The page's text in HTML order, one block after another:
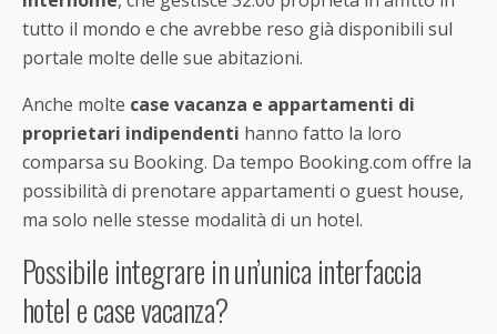
tutto il mondo e che avrebbe reso già disponibili sul
portale molte delle sue abitazioni.
Anche molte case vacanza e appartamenti di
proprietari indipendenti hanno fatto la loro
comparsa su Booking. Da tempo Booking.com offre la
possibilità di prenotare appartamenti o guest house,
ma solo nelle stesse modalità di un hotel.
Possibile integrare in un’unica interfaccia
hotel e case vacanza?